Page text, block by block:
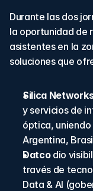
Durante las dos
la oportunidad de
asistentes en la
soluciones que
Silica
y servicios de
óptica, uniendo
Argentina,
Datco dio
través de
Data & AI